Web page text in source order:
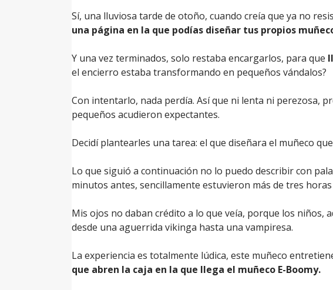
Sí, una lluviosa tarde de otoño, cuando creía que ya no
una página en la que podías diseñar tus propios
Y una vez terminados, solo restaba encargarlos, para que
el encierro estaba transformando en pequeños vándalos?
Con intentarlo, nada perdía. Así que ni lenta ni perezosa,
pequeños acudieron expectantes.
Decidí plantearles una tarea: el que diseñara el muñeco
Lo que siguió a continuación no lo puedo describir con
minutos antes, sencillamente estuvieron más de tres horas
Mis ojos no daban crédito a lo que veía, porque los niños,
desde una aguerrida vikinga hasta una vampiresa.
La experiencia es totalmente lúdica, este muñeco
que abren la caja en la que llega el muñeco E-Boomy.